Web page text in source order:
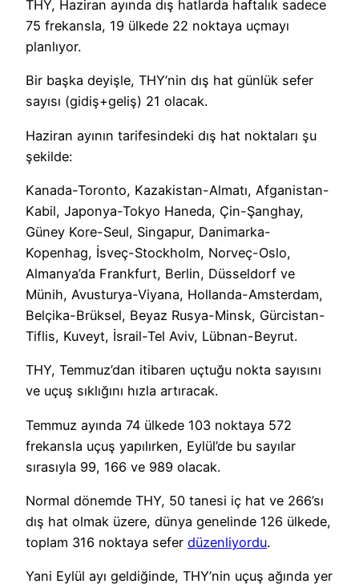
THY, Haziran ayında dış hatlarda haftalık sadece
75 frekansla, 19 ülkede 22 noktaya uçmayı
planlıyor.
Bir başka deyişle, THY’nin dış hat günlük sefer
sayısı (gidiş+geliş) 21 olacak.
Haziran ayının tarifesindeki dış hat noktaları şu
şekilde:
Kanada-Toronto, Kazakistan-Almatı, Afganistan-
Kabil, Japonya-Tokyo Haneda, Çin-Şanghay,
Güney Kore-Seul, Singapur, Danimarka-
Kopenhag, İsveç-Stockholm, Norveç-Oslo,
Almanya’da Frankfurt, Berlin, Düsseldorf ve
Münih, Avusturya-Viyana, Hollanda-Amsterdam,
Belçika-Brüksel, Beyaz Rusya-Minsk, Gürcistan-
Tiflis, Kuveyt, İsrail-Tel Aviv, Lübnan-Beyrut.
THY, Temmuz’dan itibaren uçtuğu nokta sayısını
ve uçuş sıklığını hızla artıracak.
Temmuz ayında 74 ülkede 103 noktaya 572
frekansla uçuş yapılırken, Eylül’de bu sayılar
sırasıyla 99, 166 ve 989 olacak.
Normal dönemde THY, 50 tanesi iç hat ve 266’sı
dış hat olmak üzere, dünya genelinde 126 ülkede,
toplam 316 noktaya sefer düzenliyordu.
Yani Eylül ayı geldiğinde, THY’nin uçuş ağında yer